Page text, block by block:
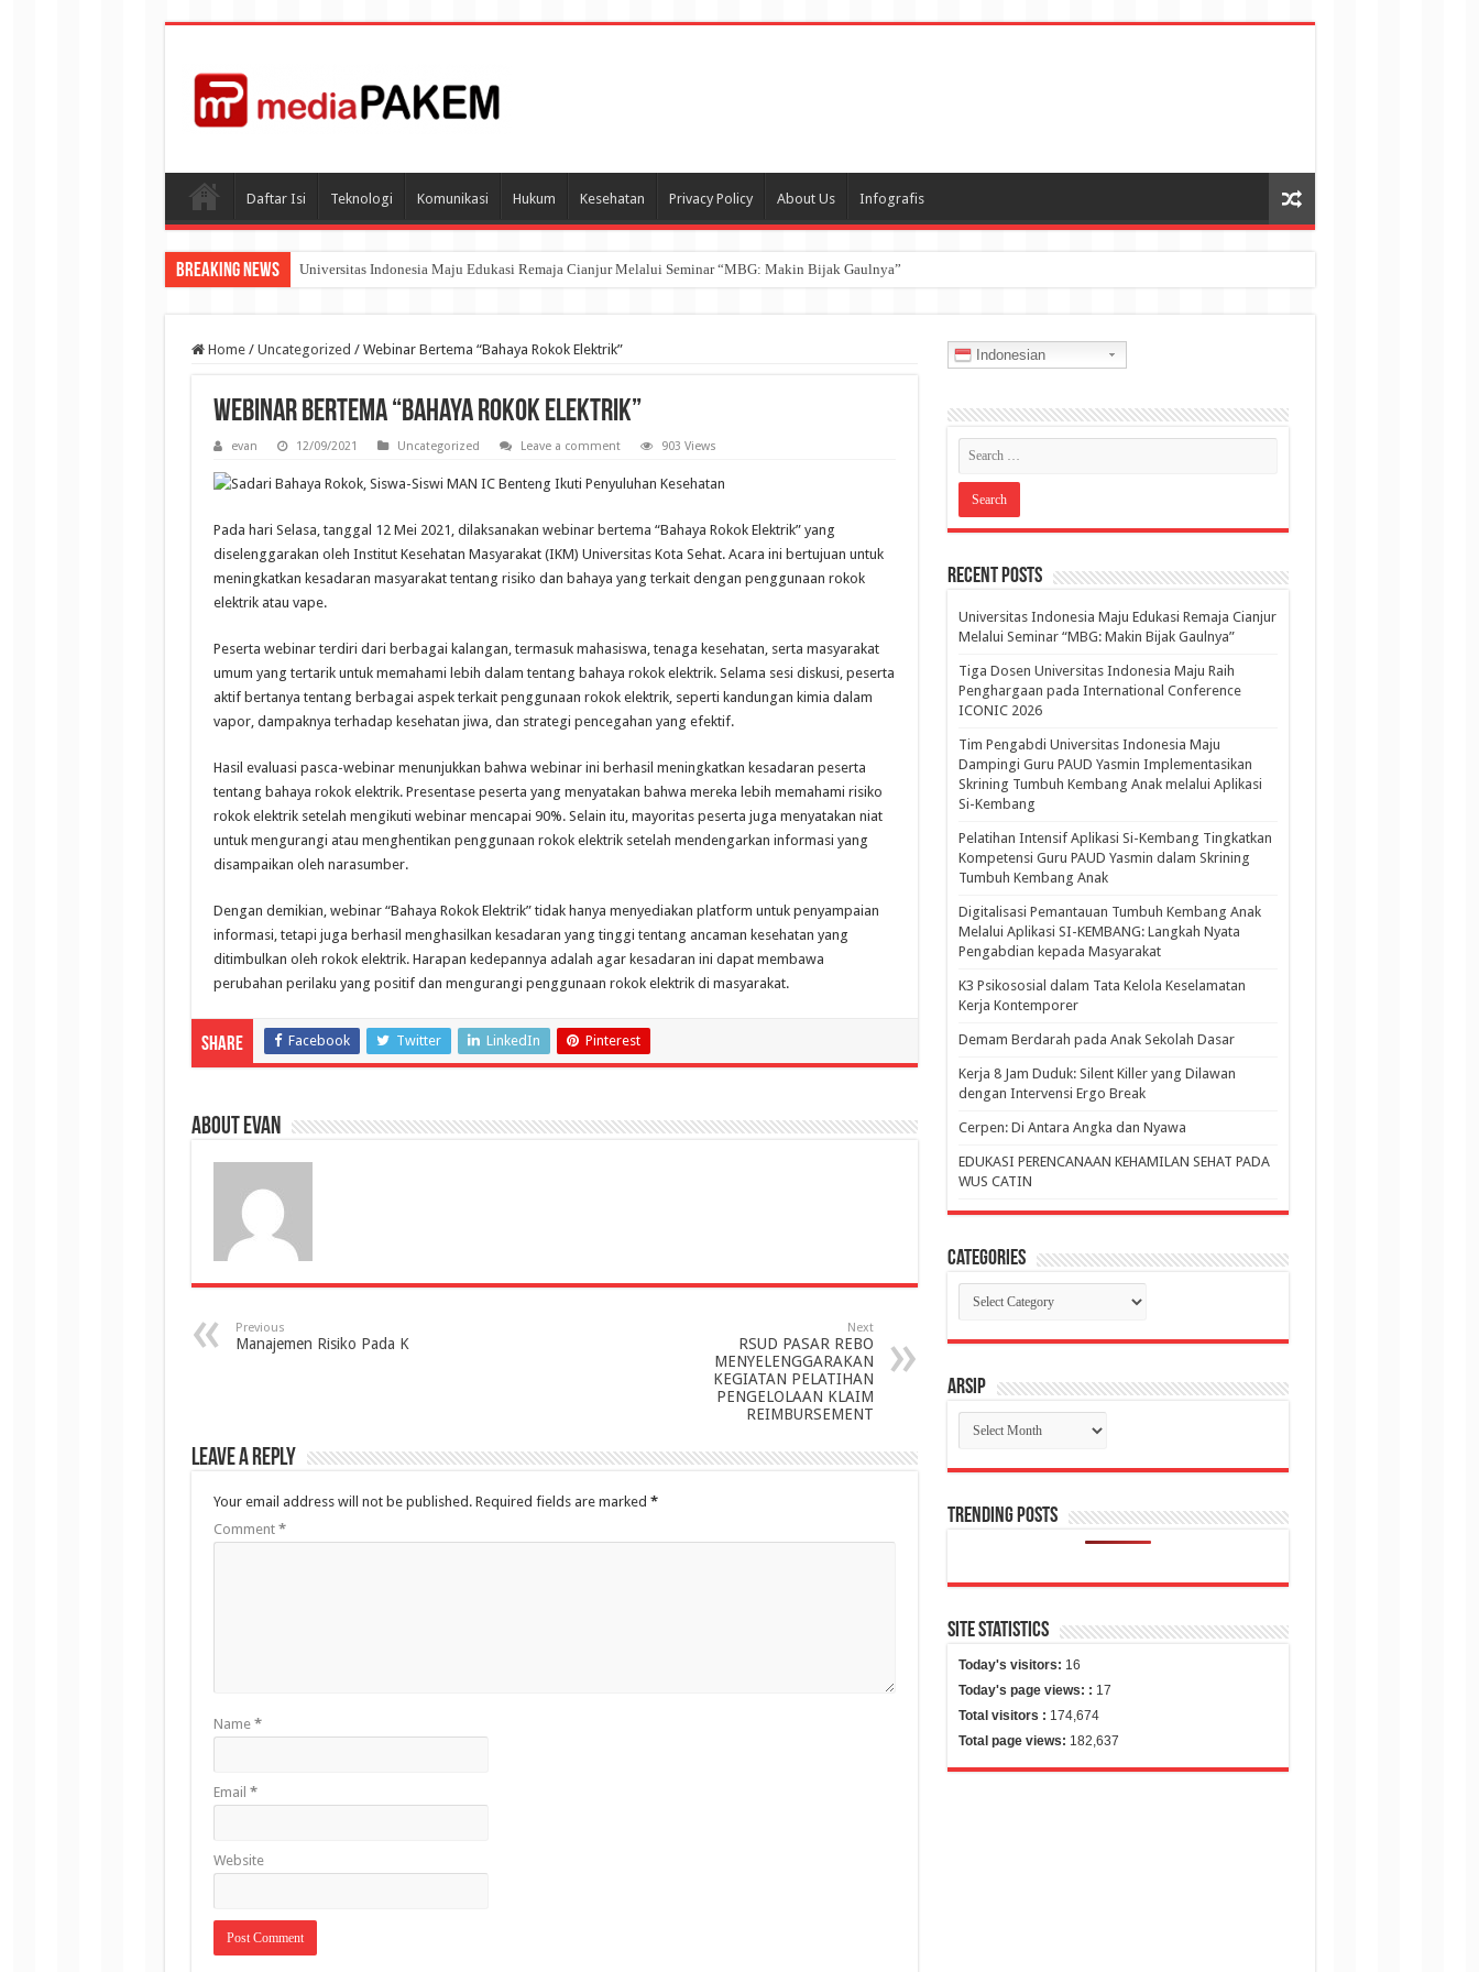
Daftar Isi Teknologi Komunikasi Hukum Kesehatan Privacy Policy About Us Infografis
Breaking News Universitas Indonesia Maju Edukasi Remaja Cianjur Melalui Seminar “MBG: Makin Bijak Gaulnya”
Home / Uncategorized / Webinar Bertema “Bahaya Rokok Elektrik”
Webinar Bertema “Bahaya Rokok Elektrik”
evan 12/09/2021 Uncategorized Leave a comment 903 Views
Pada hari Selasa, tanggal 12 Mei 2021, dilaksanakan webinar bertema “Bahaya Rokok Elektrik” yang
diselenggarakan oleh Institut Kesehatan Masyarakat (IKM) Universitas Kota Sehat. Acara ini bertujuan untuk
meningkatkan kesadaran masyarakat tentang risiko dan bahaya yang terkait dengan penggunaan rokok
elektrik atau vape.
Peserta webinar terdiri dari berbagai kalangan, termasuk mahasiswa, tenaga kesehatan, serta masyarakat
umum yang tertarik untuk memahami lebih dalam tentang bahaya rokok elektrik. Selama sesi diskusi, peserta
aktif bertanya tentang berbagai aspek terkait penggunaan rokok elektrik, seperti kandungan kimia dalam
vapor, dampaknya terhadap kesehatan jiwa, dan strategi pencegahan yang efektif.
Hasil evaluasi pasca-webinar menunjukkan bahwa webinar ini berhasil meningkatkan kesadaran peserta
tentang bahaya rokok elektrik. Presentase peserta yang menyatakan bahwa mereka lebih memahami risiko
rokok elektrik setelah mengikuti webinar mencapai 90%. Selain itu, mayoritas peserta juga menyatakan niat
untuk mengurangi atau menghentikan penggunaan rokok elektrik setelah mendengarkan informasi yang
disampaikan oleh narasumber.
Dengan demikian, webinar “Bahaya Rokok Elektrik” tidak hanya menyediakan platform untuk penyampaian
informasi, tetapi juga berhasil menghasilkan kesadaran yang tinggi tentang ancaman kesehatan yang
ditimbulkan oleh rokok elektrik. Harapan kedepannya adalah agar kesadaran ini dapat membawa
perubahan perilaku yang positif dan mengurangi penggunaan rokok elektrik di masyarakat.
Share Facebook Twitter LinkedIn Pinterest
About evan
Previous
Manajemen Risiko Pada K
Next
RSUD PASAR REBO
MENYELENGGARAKAN
KEGIATAN PELATIHAN
PENGELOLAAN KLAIM
REIMBURSEMENT
Leave a Reply
Your email address will not be published. Required fields are marked *
Comment *
Name *
Email *
Website
Indonesian
Recent Posts
Universitas Indonesia Maju Edukasi Remaja Cianjur
Melalui Seminar “MBG: Makin Bijak Gaulnya”
Tiga Dosen Universitas Indonesia Maju Raih
Penghargaan pada International Conference
ICONIC 2026
Tim Pengabdi Universitas Indonesia Maju
Dampingi Guru PAUD Yasmin Implementasikan
Skrining Tumbuh Kembang Anak melalui Aplikasi
Si-Kembang
Pelatihan Intensif Aplikasi Si-Kembang Tingkatkan
Kompetensi Guru PAUD Yasmin dalam Skrining
Tumbuh Kembang Anak
Digitalisasi Pemantauan Tumbuh Kembang Anak
Melalui Aplikasi SI-KEMBANG: Langkah Nyata
Pengabdian kepada Masyarakat
K3 Psikososial dalam Tata Kelola Keselamatan
Kerja Kontemporer
Demam Berdarah pada Anak Sekolah Dasar
Kerja 8 Jam Duduk: Silent Killer yang Dilawan
dengan Intervensi Ergo Break
Cerpen: Di Antara Angka dan Nyawa
EDUKASI PERENCANAAN KEHAMILAN SEHAT PADA
WUS CATIN
Categories
Categories
Arsip
Arsip
Trending Posts
Site Statistics
Today's visitors: 16
Today's page views: : 17
Total visitors : 174,674
Total page views: 182,637